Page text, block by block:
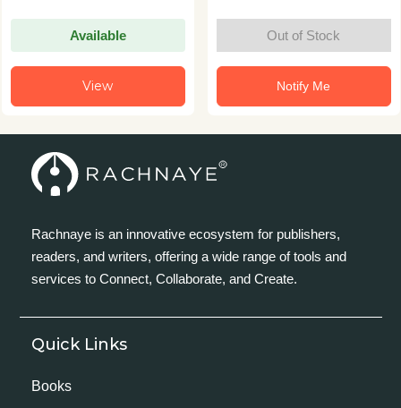
Available
View
Out of Stock
Notify Me
Rachnaye is an innovative ecosystem for publishers,
readers, and writers, offering a wide range of tools and
services to Connect, Collaborate, and Create.
Quick Links
Books